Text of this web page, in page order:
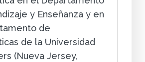
y Enseñanza y en
de
de la Universidad
(Nueva Jersey,